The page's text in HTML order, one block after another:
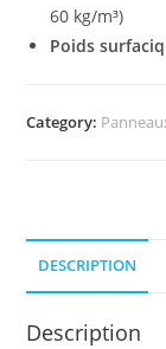
60 kg/m³)
Poids
Category:
DESCRIPTION
Description